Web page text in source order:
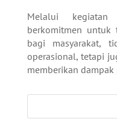
Melalui
berkomitmen untuk
bagi masyarakat,
operasional, tetapi
memberikan